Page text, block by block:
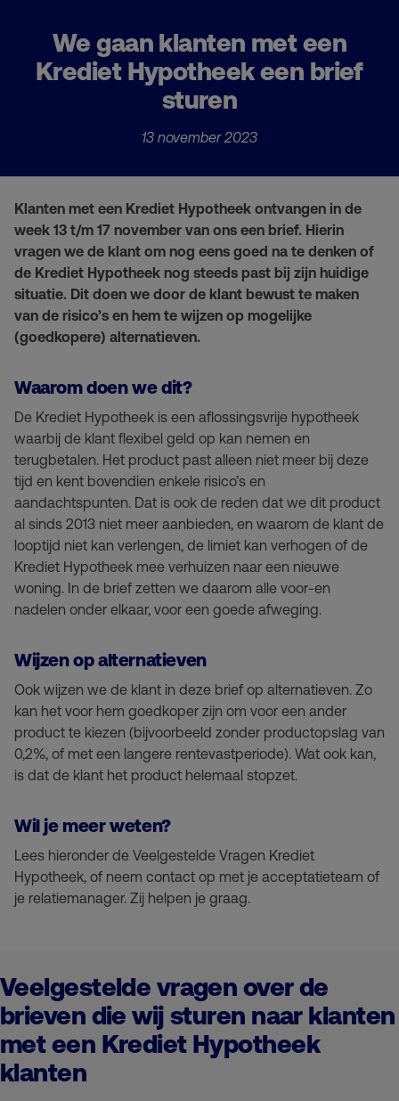
We gaan klanten met een
Krediet Hypotheek een brief
sturen
13 november 2023
Klanten met een Krediet Hypotheek ontvangen in de
week 13 t/m 17 november van ons een brief. Hierin
vragen we de klant om nog eens goed na te denken of
de Krediet Hypotheek nog steeds past bij zijn huidige
situatie. Dit doen we door de klant bewust te maken
van de risico’s en hem te wijzen op mogelijke
(goedkopere) alternatieven.
Waarom doen we dit?
De Krediet Hypotheek is een aflossingsvrije hypotheek
waarbij de klant flexibel geld op kan nemen en
terugbetalen. Het product past alleen niet meer bij deze
tijd en kent bovendien enkele risico’s en
aandachtspunten. Dat is ook de reden dat we dit product
al sinds 2013 niet meer aanbieden, en waarom de klant de
looptijd niet kan verlengen, de limiet kan verhogen of de
Krediet Hypotheek mee verhuizen naar een nieuwe
woning. In de brief zetten we daarom alle voor-en
nadelen onder elkaar, voor een goede afweging.
Wijzen op alternatieven
Ook wijzen we de klant in deze brief op alternatieven. Zo
kan het voor hem goedkoper zijn om voor een ander
product te kiezen (bijvoorbeeld zonder productopslag van
0,2%, of met een langere rentevastperiode). Wat ook kan,
is dat de klant het product helemaal stopzet.
Wil je meer weten?
Lees hieronder de Veelgestelde Vragen Krediet
Hypotheek, of neem contact op met je acceptatieteam of
je relatiemanager. Zij helpen je graag.
Veelgestelde vragen over de
brieven die wij sturen naar klanten
met een Krediet Hypotheek
klanten